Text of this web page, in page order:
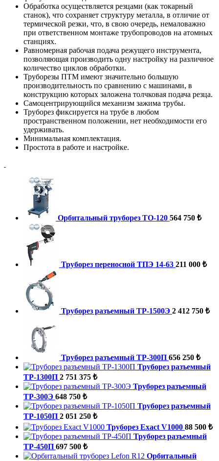
Обработка осуществляется резцами (как токарный
станок), что сохраняет структуру металла, в отличие от
термической резки, что, в свою очередь, немаловажно
при ответственном монтаже трубопроводов на атомных
станциях.
Равномерная рабочая подача режущего инструмента,
позволяющая производить одну настройку на различное
количество циклов обработки.
Труборезы ПТМ имеют значительно большую
производительность по сравнению с машинами, в
конструкцию которых заложена толчковая подача резца.
Самоцентрирующийся механизм зажима трубы.
Труборез фиксируется на трубе в любом
пространственном положении, нет необходимости его
удерживать.
Минимальная комплектация.
Простота в работе и настройке.
Орбитальный труборез ТО-120 564 750 ₺
Труборез переносной ТПЭ 14-63 211 000 ₺
Труборез разъемный ТР-1500Э 2 412 750 ₺
Труборез разъемный ТР-300П 656 250 ₺
Труборез разъемный
ТР-1300П 2 751 375 ₺
Труборез разъемный
ТР-300Э 648 750 ₺
Труборез разъемный
ТР-1050П 2 051 250 ₺
Труборез Exact V1000 88 500 ₺
Труборез разъемный
ТР-450П 697 500 ₺
Орбитальный